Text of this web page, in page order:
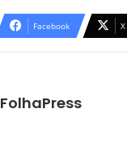
Facebook X
FolhaPress